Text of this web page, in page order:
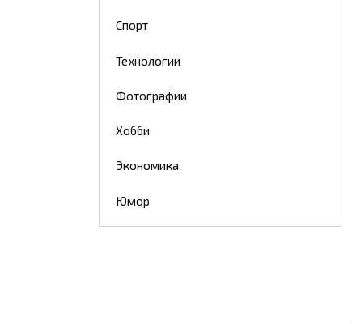
Спорт
Технологии
Фотографии
Хобби
Экономика
Юмор